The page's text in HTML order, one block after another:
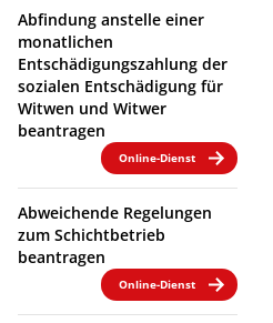
Abfindung anstelle einer
monatlichen
Entschädigungszahlung der
sozialen Entschädigung für
Witwen und Witwer
beantragen
Online-Dienst
Abweichende Regelungen
zum Schichtbetrieb
beantragen
Online-Dienst